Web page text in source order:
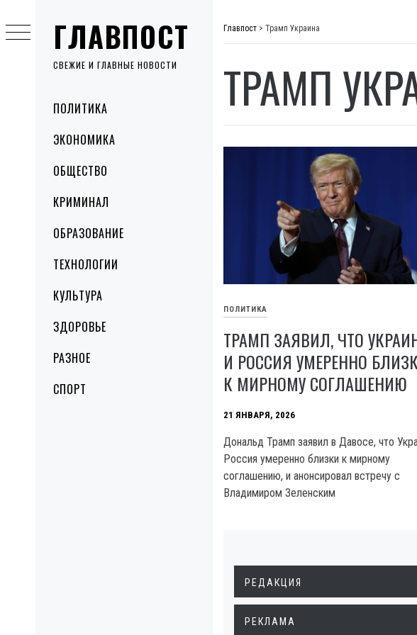
ГЛАВПОСТ
СВЕЖИЕ И ГЛАВНЫЕ НОВОСТИ
MenuПОЛИТИКА
ЭКОНОМИКА
ОБЩЕСТВО
КРИМИНАЛ
ОБРАЗОВАНИЕ
ТЕХНОЛОГИИ
КУЛЬТУРА
ЗДОРОВЬЕ
РАЗНОЕ
СПОРТ
to
content
Главпост > Трамп Украина
ТРАМП
ПОЛИТИКА
ТРАМП ЗАЯВИЛ, ЧТО
И РОССИЯ УМЕРЕННО
К МИРНОМУ СОГЛАШЕНИЮ
21 ЯНВАРЯ, 2026
Дональд Трамп заявил в Давосе, что
Россия умеренно близки к мирному
соглашению, и анонсировал встречу с
Владимиром Зеленским
РЕДАКЦИЯ
РЕКЛАМА